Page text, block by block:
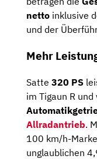
netto inklusive
und der
Mehr
Satte 320 PS
im Tigaun R
Allradantrieb.
100 km/h-
unglaublichen